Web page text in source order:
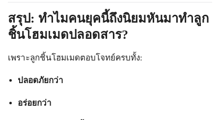
สรุป: ทำไมคนยุคนี้ถึงนิยมหันมาทำลูก
ชิ้นโฮมเมดปลอดสาร?
เพราะลูกชิ้นโฮมเมดตอบโจทย์ครบทั้ง:
ปลอดภัยกว่า
อร่อยกว่า